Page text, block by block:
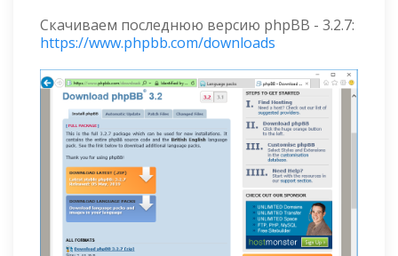
Скачиваем последнюю версию phpBB - 3.2.7:
https://www.phpbb.com/downloads